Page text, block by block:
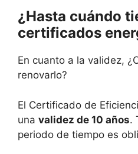
¿Hasta cuándo
certificados
En cuanto a la validez,
renovarlo?
El Certificado de
una validez de 10 años.
periodo de tiempo es